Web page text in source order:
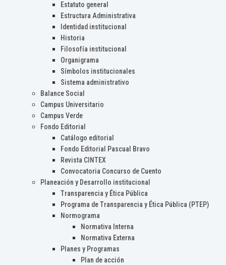
Estatuto general
Estructura Administrativa
Identidad institucional
Historia
Filosofía institucional
Organigrama
Símbolos institucionales
Sistema administrativo
Balance Social
Campus Universitario
Campus Verde
Fondo Editorial
Catálogo editorial
Fondo Editorial Pascual Bravo
Revista CINTEX
Convocatoria Concurso de Cuento
Planeación y Desarrollo institucional
Transparencia y Ética Pública
Programa de Transparencia y Ética Pública (PTEP)
Normograma
Normativa Interna
Normativa Externa
Planes y Programas
Plan de acción